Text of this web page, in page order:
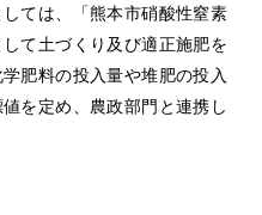
ては、「熊本市硝酸性窒素
て土づくり及び適正施肥を
肥料の投入量や堆肥の投入
を定め、農政部門と連携し